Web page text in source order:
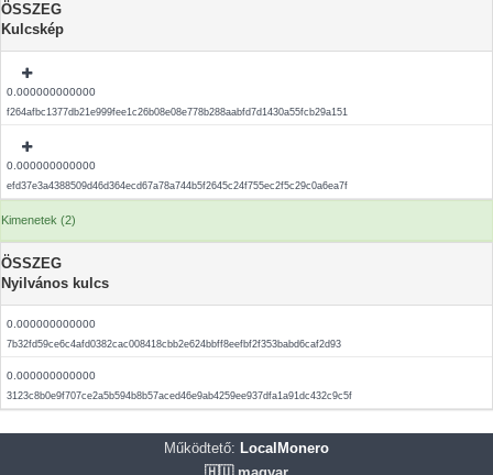
ÖSSZEG
Kulcskép
0.000000000000
f264afbc1377db21e999fee1c26b08e08e778b288aabfd7d1430a55fcb29a151
0.000000000000
efd37e3a4388509d46d364ecd67a78a744b5f2645c24f755ec2f5c29c0a6ea7f
Kimenetek (2)
ÖSSZEG
Nyilvános kulcs
0.000000000000
7b32fd59ce6c4afd0382cac008418cbb2e624bbff8eefbf2f353babd6caf2d93
0.000000000000
3123c8b0e9f707ce2a5b594b8b57aced46e9ab4259ee937dfa1a91dc432c9c5f
Működtető: LocalMonero